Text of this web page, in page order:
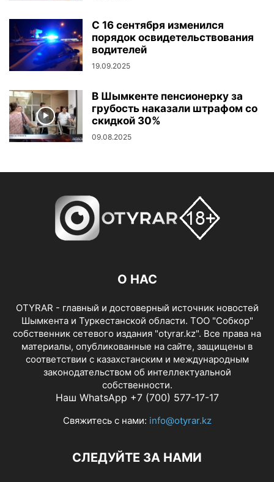
С 16 сентября изменился
порядок освидетельствования
водителей
19.09.2025
В Шымкенте пенсионерку за
грубость наказали штрафом со
скидкой 30%
09.08.2025
О НАС
OTYRAR - главный и достоверный источник новостей
Шымкента и Туркестанской области. ТОО "Собкор"
собственник сетевого издания "otyrar.kz". Все права на
материалы, опубликованные на сайте, защищены в
соответствии с казахстанским и международным
законодательством об интеллектуальной
собственности.
Наш WhatsApp +7 (700) 577-17-17
Свяжитесь с нами: info@otyrar.kz
СЛЕДУЙТЕ ЗА НАМИ